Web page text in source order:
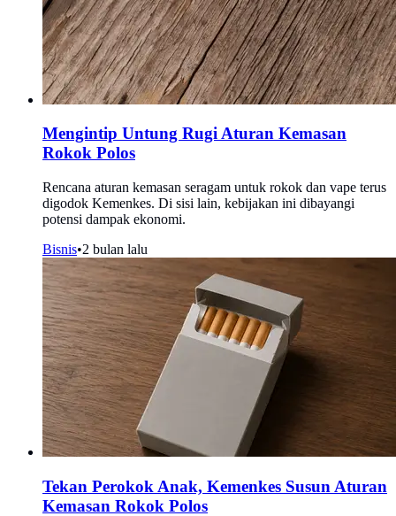
Mengintip Untung Rugi Aturan Kemasan
Rokok Polos
Rencana aturan kemasan seragam untuk rokok dan vape terus
digodok Kemenkes. Di sisi lain, kebijakan ini dibayangi
potensi dampak ekonomi.
Bisnis•2 bulan lalu
Tekan Perokok Anak, Kemenkes Susun Aturan
Kemasan Rokok Polos